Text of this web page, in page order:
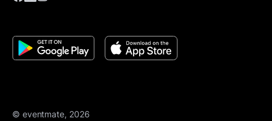
© eventmate, 2026